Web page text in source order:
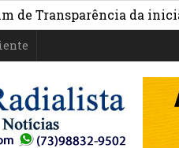
da iniciativa em